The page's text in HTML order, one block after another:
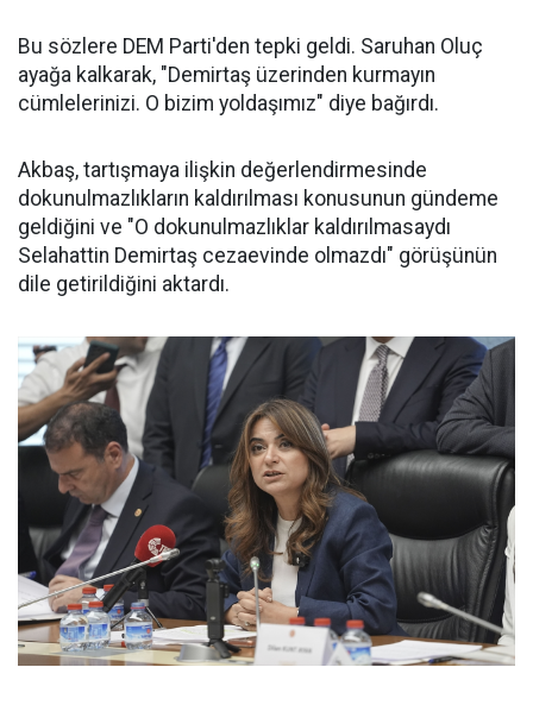
Bu sözlere DEM Parti'den tepki geldi. Saruhan Oluç
ayağa kalkarak, "Demirtaş üzerinden kurmayın
cümlelerinizi. O bizim yoldaşımız" diye bağırdı.
Akbaş, tartışmaya ilişkin değerlendirmesinde
dokunulmazlıkların kaldırılması konusunun gündeme
geldiğini ve "O dokunulmazlıklar kaldırılmasaydı
Selahattin Demirtaş cezaevinde olmazdı" görüşünün
dile getirildiğini aktardı.